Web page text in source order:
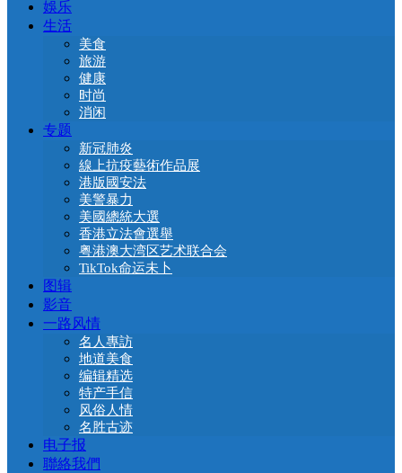
娛乐
生活
美食
旅游
健康
时尚
消闲
专题
新冠肺炎
線上抗疫藝術作品展
港版國安法
美警暴力
美國總統大選
香港立法會選舉
粤港澳大湾区艺术联合会
TikTok命运未卜
图辑
影音
一路风情
名人專訪
地道美食
编辑精选
特产手信
风俗人情
名胜古迹
电子报
聯絡我們